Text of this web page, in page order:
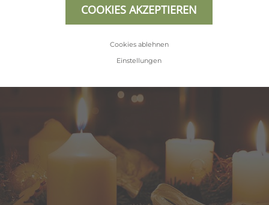
COOKIES AKZEPTIEREN
Cookies ablehnen
Einstellungen